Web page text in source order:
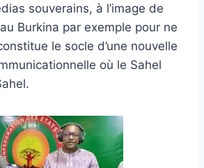
souverains, à l’image de
Burkina par exemple pour ne
le socle d’une nouvelle
où le Sahel